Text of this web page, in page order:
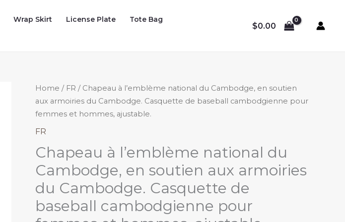
Wrap Skirt License Plate
Tote Bag
$0.00
Home / FR / Chapeau à l’emblème national du Cambodge, en soutien
aux armoiries du Cambodge. Casquette de baseball cambodgienne pour
femmes et hommes, ajustable.
FR
Chapeau à l’emblème national du
Cambodge, en soutien aux armoiries
du Cambodge. Casquette de
baseball cambodgienne pour